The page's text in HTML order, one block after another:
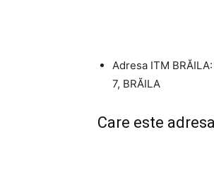
Adresa ITM
7, BRĂILA
Care este